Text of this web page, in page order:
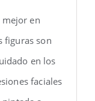
en
figuras son
en los
faciales